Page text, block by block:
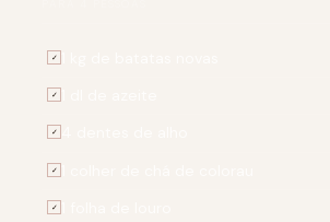
✓
✓
✓
✓
✓